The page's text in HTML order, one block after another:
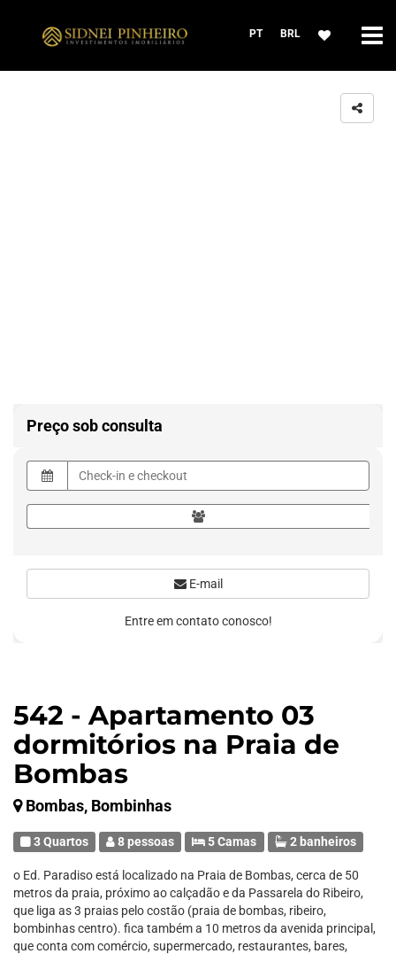
PT BRL
542 - Apartamento 03
dormitórios na Praia de
Bombas
Bombas, Bombinhas
3 Quartos 8 pessoas 5 Camas 2 banheiros
o Ed. Paradiso está localizado na Praia de Bombas, cerca de 50
metros da praia, próximo ao calçadão e da Passarela do Ribeiro,
que liga as 3 praias pelo costão (praia de bombas, ribeiro,
bombinhas centro). fica também a 10 metros da avenida principal,
que conta com comércio, supermercado, restaurantes, bares,
Preço sob consulta
E-mail
Entre em contato conosco!